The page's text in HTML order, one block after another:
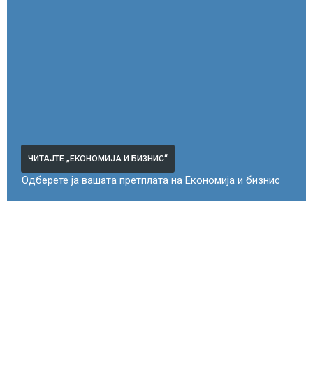
ЧИТАЈТЕ „ЕКОНОМИЈА И БИЗНИС“
Одберете ја вашата претплата на Економија и бизнис